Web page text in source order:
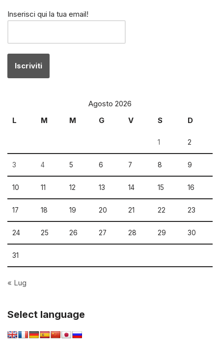
Inserisci qui la tua email!
Agosto 2026
L
M M G V S D
1 2
3 4 5 6 7 8 9
10 11 12 13 14 15 16
17 18 19 20 21 22 23
24 25 26 27 28 29 30
31
« Lug
Select language